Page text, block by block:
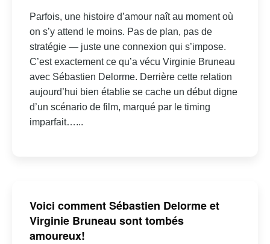
Parfois, une histoire d’amour naît au moment où
on s’y attend le moins. Pas de plan, pas de
stratégie — juste une connexion qui s’impose.
C’est exactement ce qu’a vécu Virginie Bruneau
avec Sébastien Delorme. Derrière cette relation
aujourd’hui bien établie se cache un début digne
d’un scénario de film, marqué par le timing
imparfait…...
Voici comment Sébastien Delorme et
Virginie Bruneau sont tombés
amoureux!